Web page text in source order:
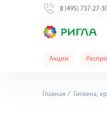
8 (495) 737-27-
Акции
Главная Гигиена,